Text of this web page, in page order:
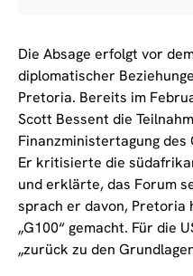
Die Absage erfolgt vor
diplomatischer
Pretoria. Bereits im
Scott Bessent die
Finanzministertagung
Er kritisierte die
und erklärte, das Forum
sprach er davon, Pretoria
„G100“ gemacht. Für die
„zurück zu den